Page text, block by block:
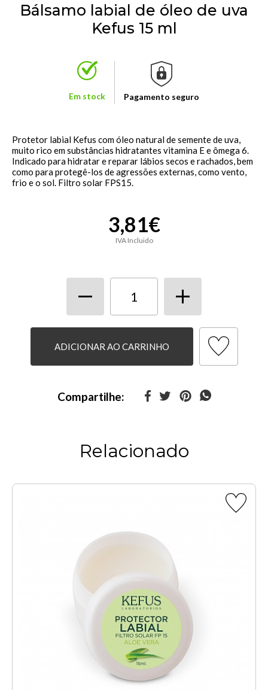
Bálsamo labial de óleo de uva
Kefus 15 ml
Em stock Pagamento seguro
Protetor labial Kefus com óleo natural de semente de uva,
muito rico em substâncias hidratantes vitamina E e ômega 6.
Indicado para hidratar e reparar lábios secos e rachados, bem
como para protegê-los de agressões externas, como vento,
frio e o sol. Filtro solar FPS15.
3,81€
IVA Incluido
ADICIONAR AO CARRINHO
Compartilhe:
Relacionado